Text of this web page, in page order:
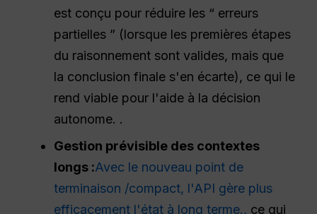
est conçu pour réduire les “ erreurs
partielles ” (lorsque les premières étapes
du raisonnement sont valides, mais que
la conclusion finale s'en écarte), ce qui le
rend viable pour l'aide à la décision
autonome. .
Gestion prévisible des contextes
longs :Avec le nouveau point de
terminaison /compact, l'API gère plus
efficacement l'état à long terme., ce qui